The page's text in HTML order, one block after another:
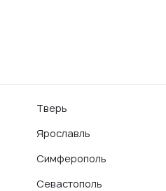
Тверь
Ярославль
Симферополь
Севастополь